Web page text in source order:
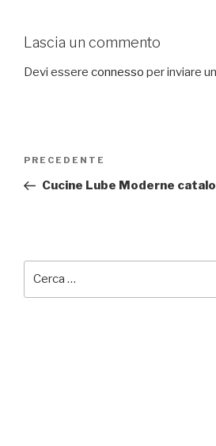
Lascia un commento
Devi essere connesso per inviare
Navigazione
Articolo
precedente:
PRECEDENTE
Cucine Lube Moderne